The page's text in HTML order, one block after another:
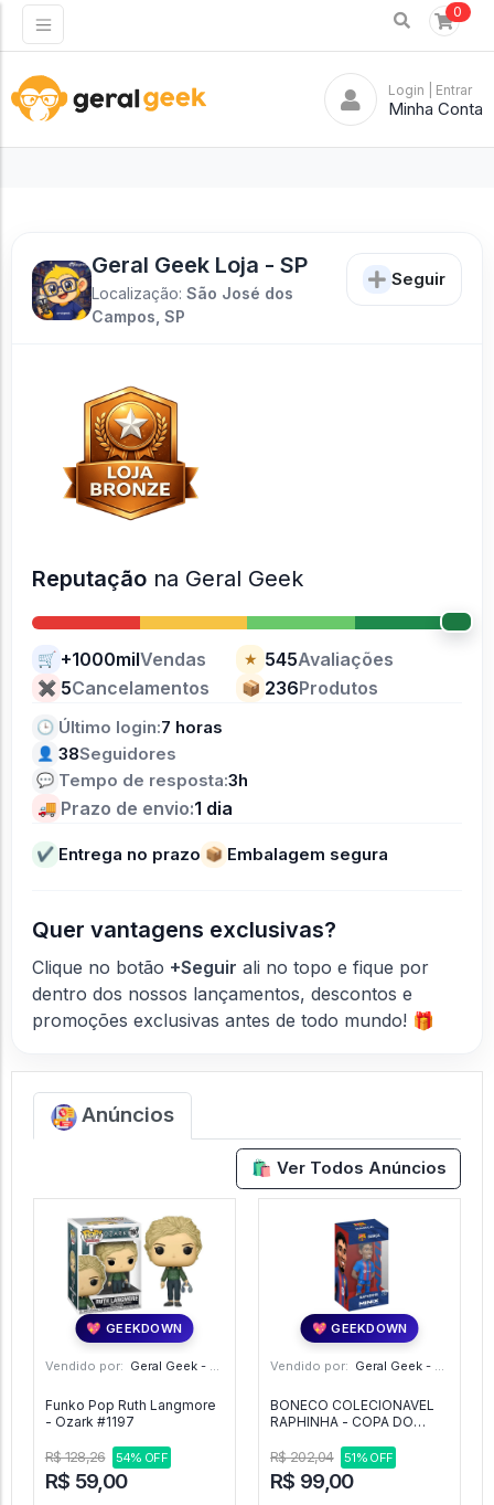
0
Login | Entrar
Minha Conta
Geral Geek Loja - SP
Localização: São José dos
Campos, SP
Seguir
Reputação na Geral Geek
🛒 +1000milVendas ★ 545Avaliações
✖ 5Cancelamentos 📦 236Produtos
🕒 Último login:7 horas
👤 38Seguidores
💬 Tempo de resposta:3h
🚚 Prazo de envio:1 dia
✔ Entrega no prazo 📦 Embalagem segura
Quer vantagens exclusivas?
Clique no botão +Seguir ali no topo e fique por
dentro dos nossos lançamentos, descontos e
promoções exclusivas antes de todo mundo! 🎁
Anúncios
🛍️ Ver Todos Anúncios
💖 GEEKDOWN
Vendido por: Geral Geek - SP
Funko Pop Ruth Langmore
- Ozark #1197
R$ 128,26 54% OFF
R$ 59,00
💖 GEEKDOWN
Vendido por: Geral Geek - SP
BONECO COLECIONAVEL
RAPHINHA - COPA DO
BARCELONA -
R$ 202,04 51% OFF
R$ 99,00